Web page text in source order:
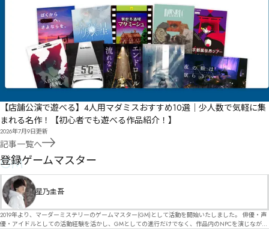
【店舗公演で遊べる】4人用マダミスおすすめ10選｜少人数で気軽に集
まれる名作！【初心者でも遊べる作品紹介！】
2026年7月9日更新
記事一覧へ
GM
登録ゲームマスター
星乃圭吾
2019年より、マーダーミステリーのゲームマスター(GM)として活動を開始いたしました。 俳優・声
優・アイドルとしての活動経験を活かし、GMとしての進行だけでなく、作品内のNPCを演じなが